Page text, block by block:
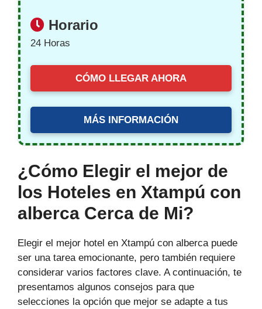
Horario
24 Horas
CÓMO LLEGAR AHORA
MÁS INFORMACIÓN
¿Cómo Elegir el mejor de
los Hoteles en Xtampú con
alberca Cerca de Mi?
Elegir el mejor hotel en Xtampú con alberca puede
ser una tarea emocionante, pero también requiere
considerar varios factores clave. A continuación, te
presentamos algunos consejos para que
selecciones la opción que mejor se adapte a tus